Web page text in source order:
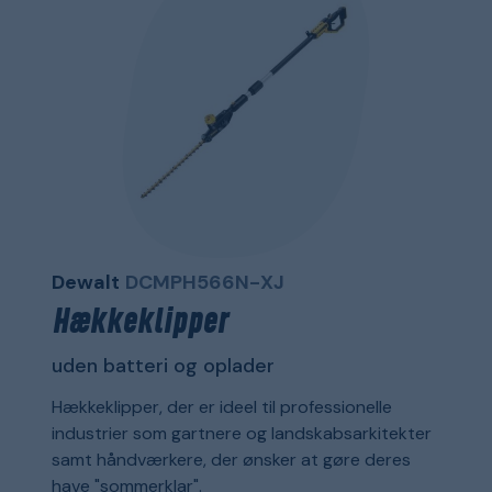
Dewalt DCMPH566N-XJ
Hækkeklipper
uden batteri og oplader
Hækkeklipper, der er ideel til professionelle
industrier som gartnere og landskabsarkitekter
samt håndværkere, der ønsker at gøre deres
have "sommerklar".